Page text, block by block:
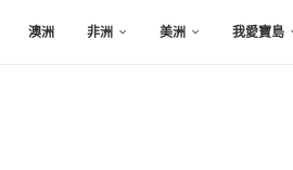
澳洲 非洲 美洲 我愛寶島